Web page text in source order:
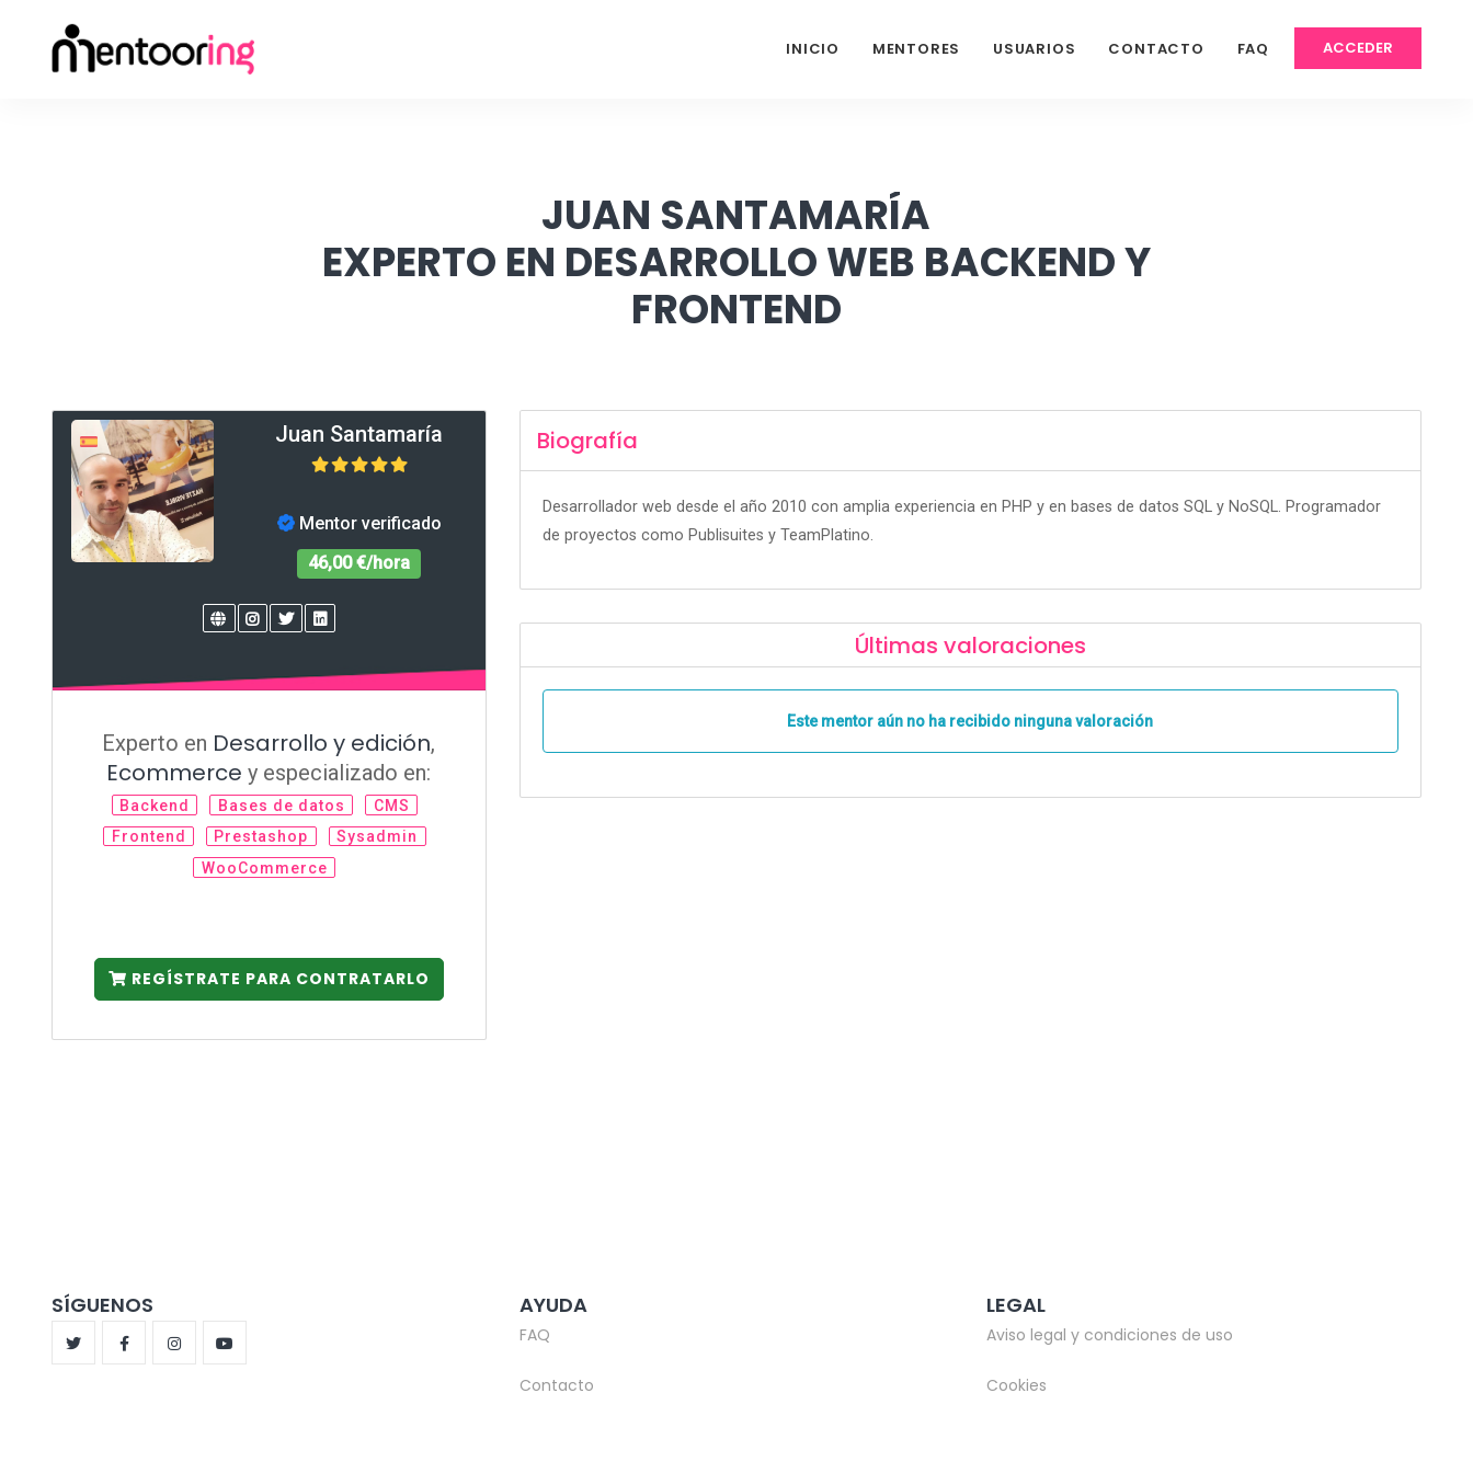
ACCEDER
INICIO MENTORES USUARIOS CONTACTO FAQ
JUAN SANTAMARÍA
EXPERTO EN DESARROLLO WEB BACKEND Y
FRONTEND
Juan Santamaría
Mentor verificado
46,00 €/hora
Experto en Desarrollo y edición,
Ecommerce y especializado en:
Backend Bases de datos
CMS
Frontend
Prestashop
Sysadmin
WooCommerce
REGÍSTRATE PARA CONTRATARLO
Biografía
Desarrollador web desde el año 2010 con amplia experiencia en PHP y en bases de datos SQL y NoSQL. Programador
de proyectos como Publisuites y TeamPlatino.
Últimas valoraciones
Este mentor aún no ha recibido ninguna valoración
SÍGUENOS AYUDA
FAQ
Contacto
LEGAL
Aviso legal y condiciones de uso
Cookies